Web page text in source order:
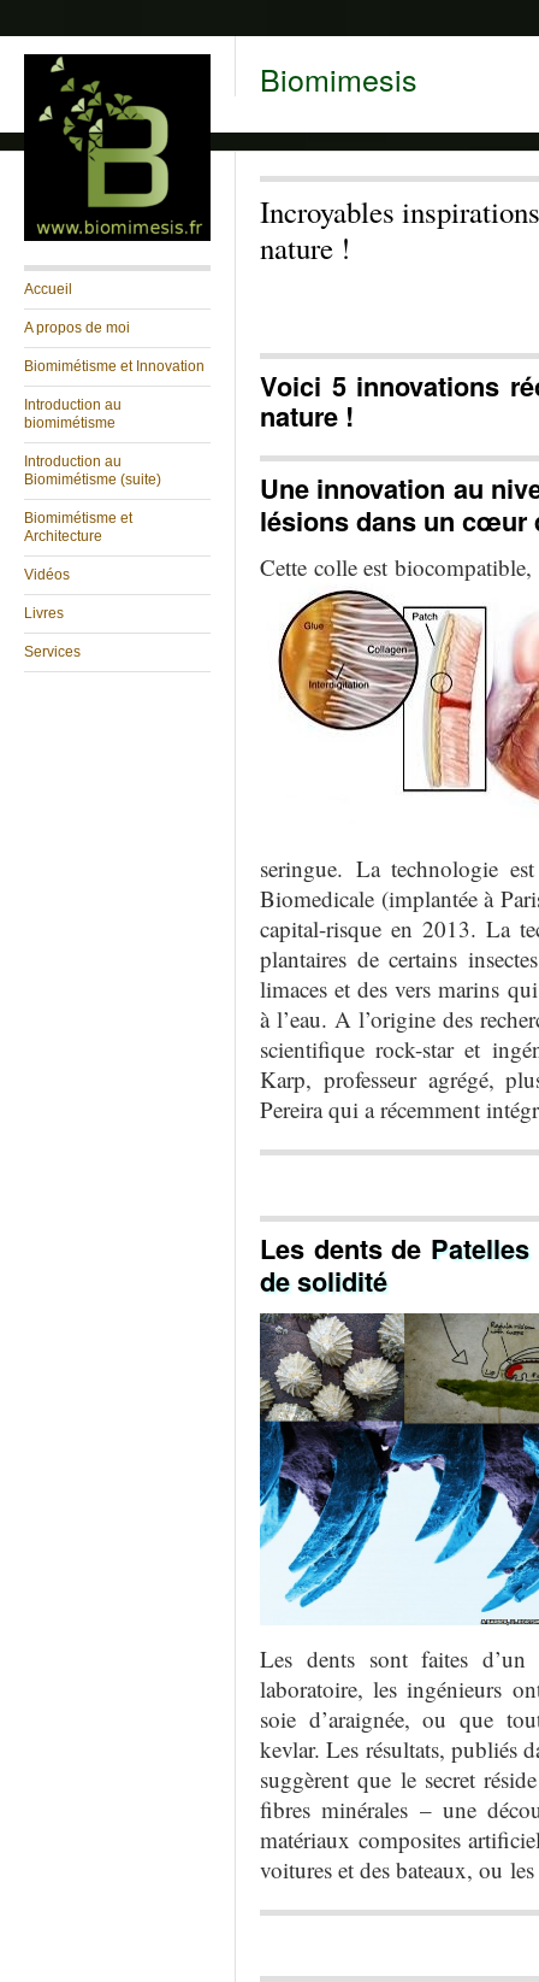
Biomimesis
Accueil
A propos de moi
Biomimétisme et Innovation
Introduction au
biomimétisme
Introduction au
Biomimétisme (suite)
Biomimétisme et
Architecture
Vidéos
Livres
Services
Incroyables
nature !
Voici 5 innovations
nature !
Une innovation au
lésions dans un cœur
Cette colle est biocompatible,
seringue. La technologie
Biomedicale (implantée à
capital-risque en 2013. La
plantaires de certains
limaces et des vers marins
à l’eau. A l’origine des
scientifique rock-star et
Karp, professeur agrégé,
Pereira qui a récemment
Les dentsde Patelles
desolidité
Les dents sont faites d’un
laboratoire, les ingénieurs
soie d’araignée,ou que
kevlar.Les résultats, publiés
suggèrent que le secret
fibres minérales – une
matériaux composites
voitures et des bateaux, ou